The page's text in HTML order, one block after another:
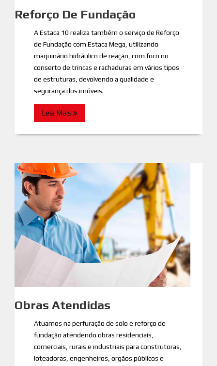
Reforço De Fundação
A Estaca 10 realiza também o serviço de Reforço
de Fundação com Estaca Mega, utilizando
maquinário hidráulico de reação, com foco no
conserto de trincas e rachaduras em vários tipos
de estruturas, devolvendo a qualidade e
segurança dos imóveis.
Leia Mais
Obras Atendidas
Atuamos na perfuração de solo e reforço de
fundação atendendo obras residenciais,
comerciais, rurais e industriais para construtoras,
loteadoras, engenheiros, orgãos públicos e